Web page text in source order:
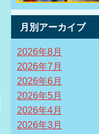
月別アーカイブ
2026年8月
2026年7月
2026年6月
2026年5月
2026年4月
2026年3月